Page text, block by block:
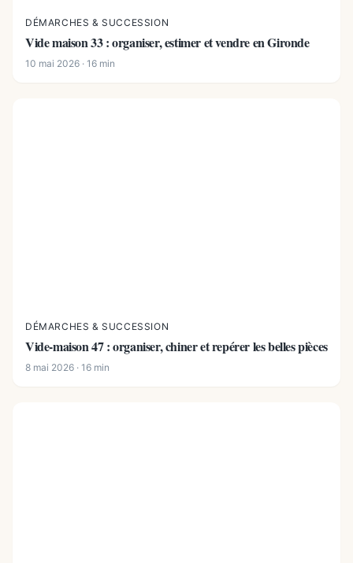
DÉMARCHES & SUCCESSION
Vide maison 33 : organiser, estimer et vendre en Gironde
10 mai 2026 · 16 min
DÉMARCHES & SUCCESSION
Vide-maison 47 : organiser, chiner et repérer les belles pièces
8 mai 2026 · 16 min